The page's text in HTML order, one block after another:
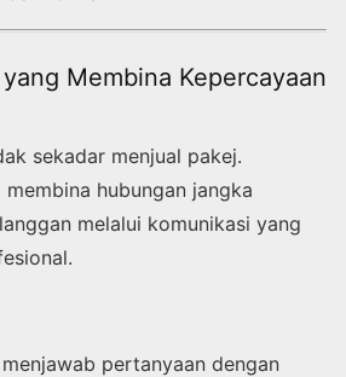
Membina Kepercayaan
sekadar menjual pakej.
hubungan jangka
melalui komunikasi yang
pertanyaan dengan